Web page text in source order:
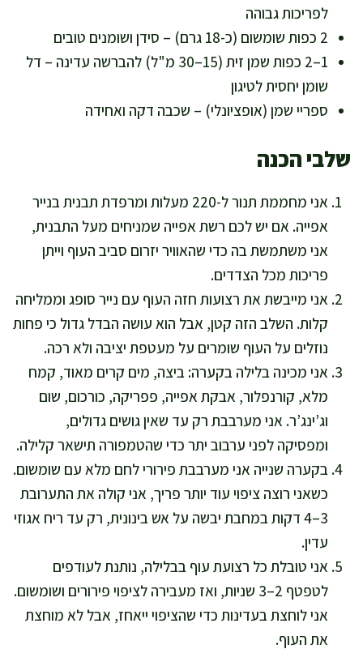
לפריכות גבוהה
2 כפות שומשום (כ-18 גרם) – סידן ושומנים טובים
1–2 כפות שמן זית (15–30 מ"ל) להברשה עדינה – דל
שומן יחסית לטיגון
ספריי שמן (אופציונלי) – שכבה דקה ואחידה
שלבי הכנה
אני מחממת תנור ל-220 מעלות ומרפדת תבנית בנייר
אפייה. אם יש לכם רשת אפייה שמניחים מעל התבנית,
אני משתמשת בה כדי שהאוויר יזרום סביב העוף וייתן
פריכות מכל הצדדים.
אני מייבשת את רצועות חזה העוף עם נייר סופג וממליחה
קלות. השלב הזה קטן, אבל הוא עושה הבדל גדול כי פחות
נוזלים על העוף שומרים על מעטפת יציבה ולא רכה.
אני מכינה בלילה בקערה: ביצה, מים קרים מאוד, קמח
מלא, קורנפלור, אבקת אפייה, פפריקה, כורכום, שום
וג’ינג’ר. אני מערבבת רק עד שאין גושים גדולים,
ומפסיקה לפני ערבוב יתר כדי שהטמפורה תישאר קלילה.
בקערה שנייה אני מערבבת פירורי לחם מלא עם שומשום.
כשאני רוצה ציפוי עוד יותר פריך, אני קולה את התערובת
3–4 דקות במחבת יבשה על אש בינונית, רק עד ריח אגוזי
עדין.
אני טובלת כל רצועת עוף בבלילה, נותנת לעודפים
לטפטף 2–3 שניות, ואז מעבירה לציפוי פירורים ושומשום.
אני לוחצת בעדינות כדי שהציפוי ייאחז, אבל לא מוחצת
את העוף.